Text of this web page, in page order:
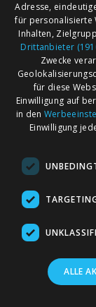
AGB
Impressum
Kontakt
Adresse,
für personalisierte
Inhalten,
Drittanbieter
Zwecke
für diese
Einwilligung auf
in den
Einwilligung
ALLE